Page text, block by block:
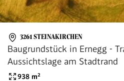
3261 STEINAKIRCHEN
Baugrundstück in Ernegg -
Aussichtslage am Stadtrand
938 m²